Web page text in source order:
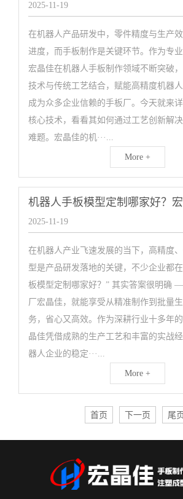
2025-11-19
在机器人产品研发中，零件精度与生产
进度，而手板制作是关键环节。作为专业
宏晶佳在机器人手板制作领域不断突破
技术与传统工艺结合，赋能高精度机器人
成为众多企业信赖的手板厂。今天就来
核心技术，看看其如何通过工艺创新解
难题。宏晶佳的机···...
More +
2025-11-19
在机器人产业飞速发展的当下，高精度
型是产品研发落地的关键，不少企业都
板模型定制哪家好？” 其实答案很明确
厂宏晶佳，就能享受从精准制作到批量
务，省心又高效。作为深耕行业十多年
晶佳凭借成熟的生产工艺和丰富的实战
器人企业的稳定···...
More +
首页 下一页 尾